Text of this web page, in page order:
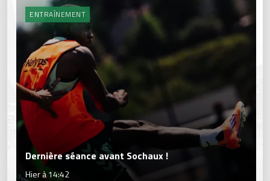
ENTRAÎNEMENT
Dernière séance avant Sochaux !
Hier à 14:42